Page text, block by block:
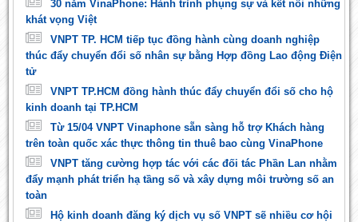
khát vọng Việt
VNPT TP. HCM tiếp tục đồng hành cùng doanh nghiệp
thúc đẩy chuyển đổi số nhân sự bằng Hợp đồng Lao động Điện
tử
VNPT TP.HCM đồng hành thúc đẩy chuyển đổi số cho hộ
kinh doanh tại TP.HCM
Từ 15/04 VNPT Vinaphone sẵn sàng hỗ trợ Khách hàng
trên toàn quốc xác thực thông tin thuê bao cùng VinaPhone
VNPT tăng cường hợp tác với các đối tác Phần Lan nhằm
đẩy mạnh phát triển hạ tầng số và xây dựng môi trường số an
toàn
Hộ kinh doanh đăng ký dịch vụ số VNPT sẽ nhiều cơ hội